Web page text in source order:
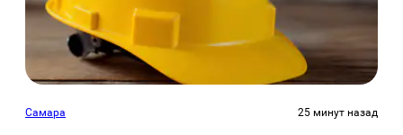
Самара 25 минут назад